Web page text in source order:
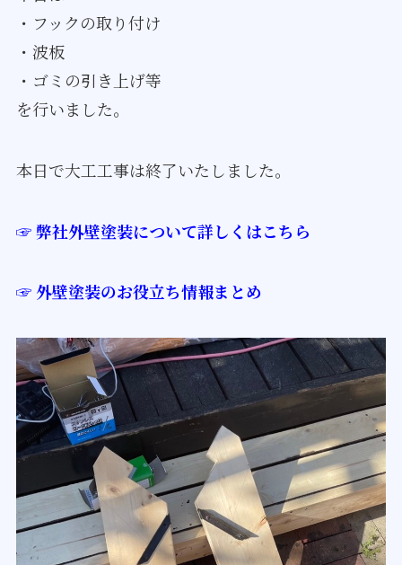
・フックの取り付け
・波板
・ゴミの引き上げ等
を行いました。
本日で大工工事は終了いたしました。
☞ 弊社外壁塗装について詳しくはこちら
☞ 外壁塗装のお役立ち情報まとめ